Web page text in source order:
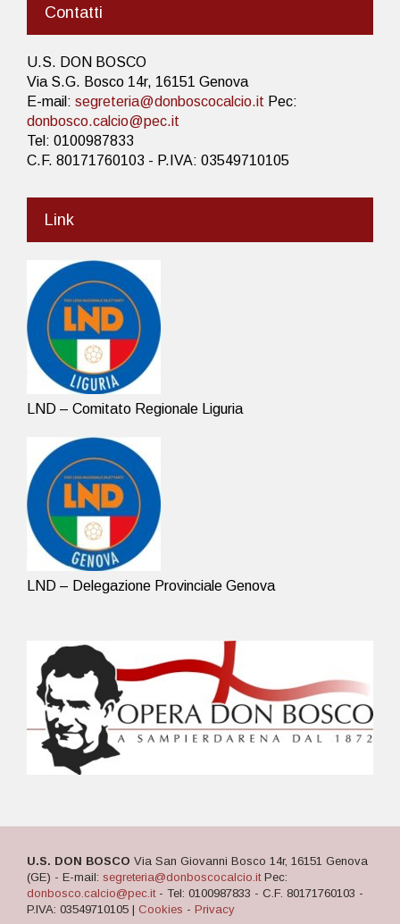
Contatti
U.S. DON BOSCO
Via S.G. Bosco 14r, 16151 Genova
E-mail: segreteria@donboscocalcio.it Pec:
donbosco.calcio@pec.it
Tel: 0100987833
C.F. 80171760103 - P.IVA: 03549710105
Link
LND – Comitato Regionale Liguria
LND – Delegazione Provinciale Genova
U.S. DON BOSCO Via San Giovanni Bosco 14r, 16151 Genova
(GE) - E-mail: segreteria@donboscocalcio.itPec:
donbosco.calcio@pec.it- Tel: 0100987833 - C.F. 80171760103 -
P.IVA: 03549710105 | Cookies - Privacy